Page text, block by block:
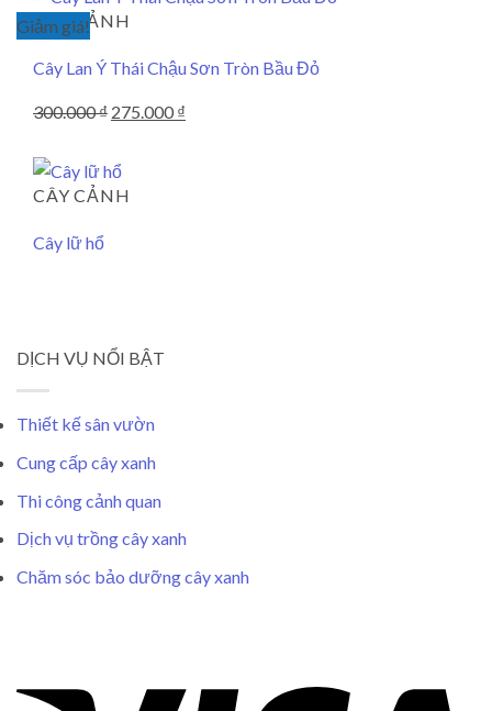
Giảm giá!
CÂY CẢNH
Cây Lan Ý Thái Chậu Sơn Tròn Bầu Đỏ
300.000₫ Giá
300.000 ₫.
275.000 ₫
CÂY CẢNH
Cây lữ hổ
DỊCH VỤ NỔI BẬT
Thiết kế sân vườn
Cung cấp cây xanh
Thi công cảnh quan
Dịch vụ trồng cây xanh
Chăm sóc bảo dưỡng cây xanh